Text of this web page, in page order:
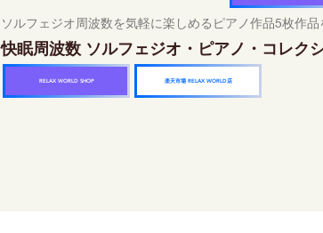
ソルフェジオ周波数を気軽に楽しめるピアノ作品5枚作品
快眠周波数 ソルフェジオ・ピアノ・コレク
RELAX WORLD SHOP 楽天市場 RELAX WORLD店